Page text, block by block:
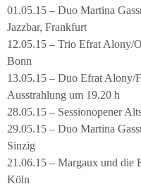
01.05.15 – Duo Martina
Jazzbar, Frankfurt
12.05.15 – Trio Efrat Alony/
Bonn
13.05.15 – Duo Efrat Alony/
Ausstrahlung um 19.20 h
28.05.15 – Sessionopener
29.05.15 – Duo Martina
Sinzig
21.06.15 – Margaux und die
Köln